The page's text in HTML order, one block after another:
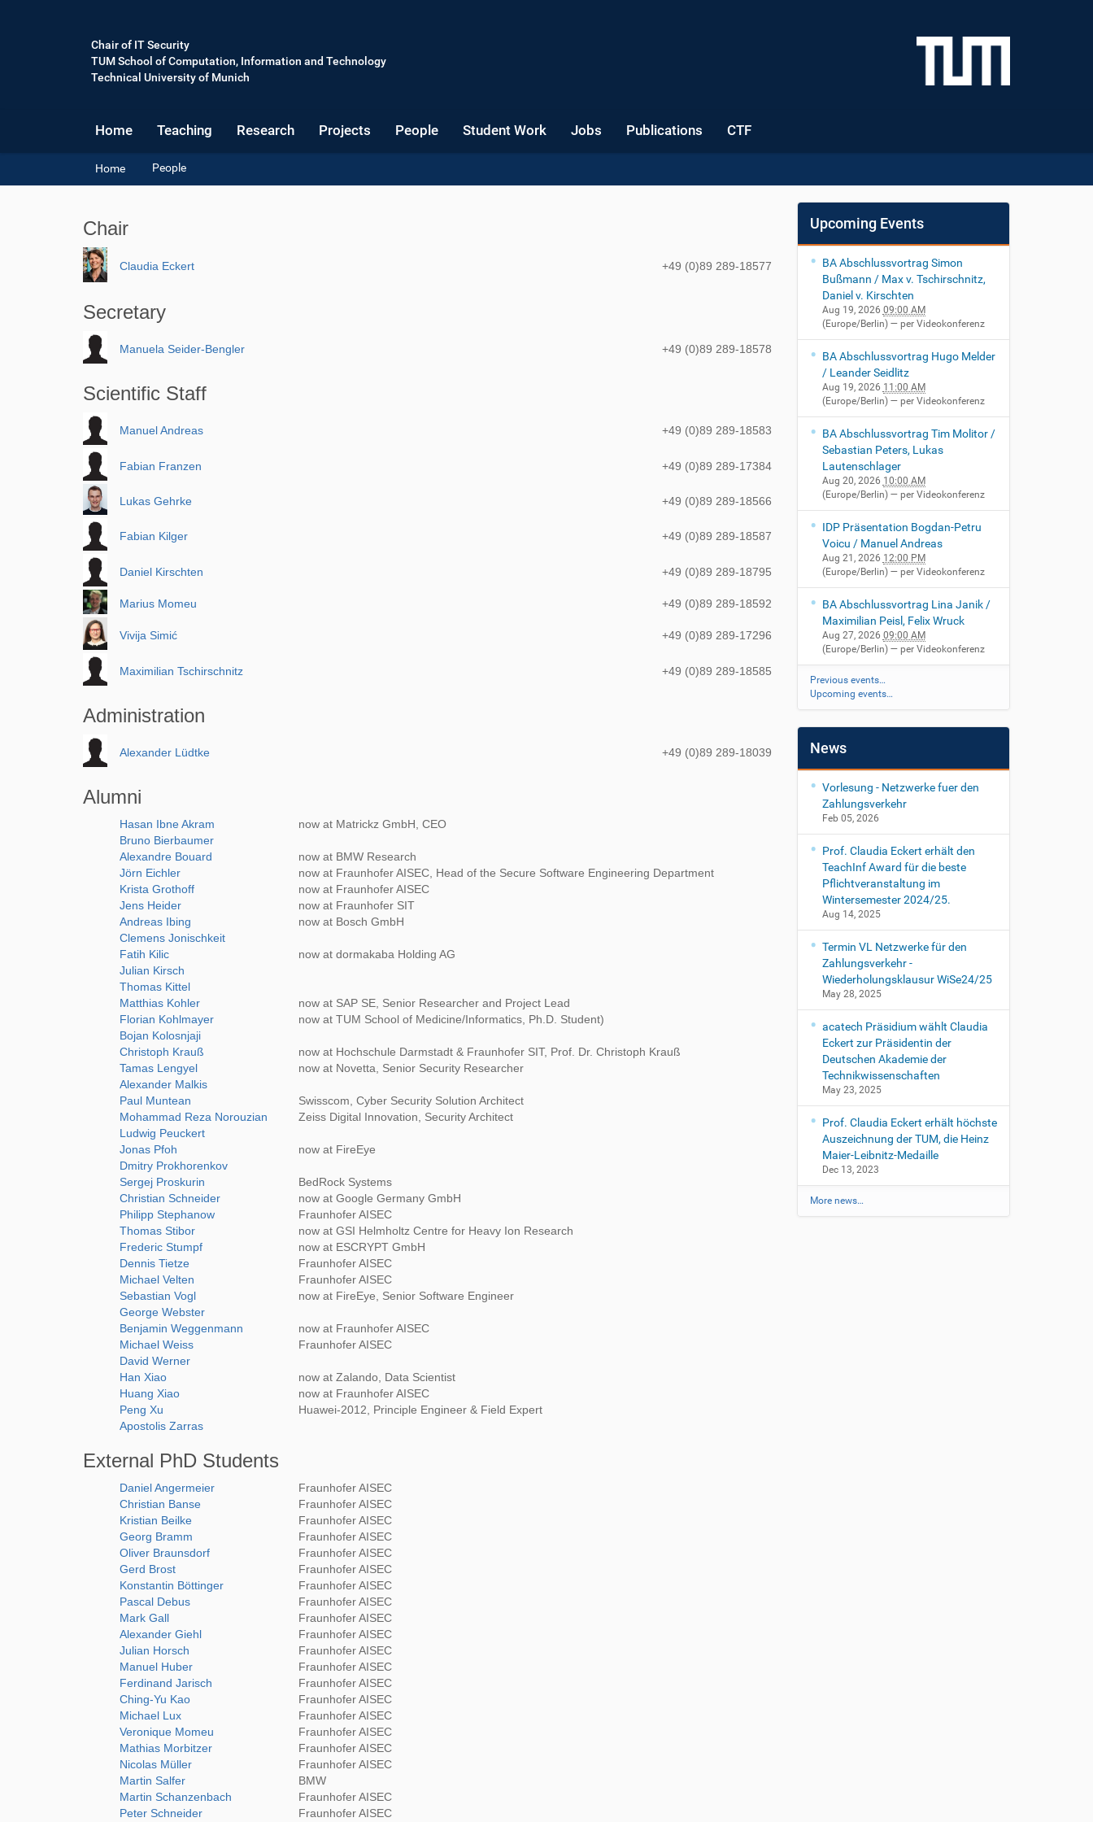
Chair of IT Security
TUM School of Computation, Information and Technology
Technical University of Munich
Home Teaching Research Projects People Student Work Jobs Publications CTF
Y
o
r
e
h
e
e
Home People
Chair
Claudia Eckert +49 (0)89 289-18577
Secretary
Manuela Seider-Bengler +49 (0)89 289-18578
Scientific Staff
Manuel Andreas +49 (0)89 289-18583
Fabian Franzen +49 (0)89 289-17384
Lukas Gehrke +49 (0)89 289-18566
Fabian Kilger +49 (0)89 289-18587
Daniel Kirschten +49 (0)89 289-18795
Marius Momeu +49 (0)89 289-18592
Vivija Simić +49 (0)89 289-17296
Maximilian Tschirschnitz +49 (0)89 289-18585
Administration
Alexander Lüdtke +49 (0)89 289-18039
Alumni
Hasan Ibne Akram
now at Matrickz GmbH, CEO
Bruno Bierbaumer
Alexandre Bouard
now at BMW Research
Jörn Eichler
now at Fraunhofer AISEC, Head of the Secure Software Engineering Department
Krista Grothoff
now at Fraunhofer AISEC
Jens Heider
now at Fraunhofer SIT
Andreas Ibing
now at Bosch GmbH
Clemens Jonischkeit
Fatih Kilic
now at dormakaba Holding AG
Julian Kirsch
Thomas Kittel
Matthias Kohler
now at SAP SE, Senior Researcher and Project Lead
Florian Kohlmayer
now at TUM School of Medicine/Informatics, Ph.D. Student)
Bojan Kolosnjaji
Christoph Krauß
now at Hochschule Darmstadt & Fraunhofer SIT, Prof. Dr. Christoph Krauß
Tamas Lengyel
now at Novetta, Senior Security Researcher
Alexander Malkis
Paul Muntean
Swisscom, Cyber Security Solution Architect
Mohammad Reza Norouzian
Zeiss Digital Innovation, Security Architect
Ludwig Peuckert
Jonas Pfoh
now at FireEye
Dmitry Prokhorenkov
Sergej Proskurin
BedRock Systems
Christian Schneider
now at Google Germany GmbH
Philipp Stephanow
Fraunhofer AISEC
Thomas Stibor
now at GSI Helmholtz Centre for Heavy Ion Research
Frederic Stumpf
now at ESCRYPT GmbH
Dennis Tietze
Fraunhofer AISEC
Michael Velten
Fraunhofer AISEC
Sebastian Vogl
now at FireEye, Senior Software Engineer
George Webster
Benjamin Weggenmann
now at Fraunhofer AISEC
Michael Weiss
Fraunhofer AISEC
David Werner
Han Xiao
now at Zalando, Data Scientist
Huang Xiao
now at Fraunhofer AISEC
Peng Xu
Huawei-2012, Principle Engineer & Field Expert
Apostolis Zarras
External PhD Students
Daniel Angermeier
Fraunhofer AISEC
Christian Banse
Fraunhofer AISEC
Kristian Beilke
Fraunhofer AISEC
Georg Bramm
Fraunhofer AISEC
Oliver Braunsdorf
Fraunhofer AISEC
Gerd Brost
Fraunhofer AISEC
Konstantin Böttinger
Fraunhofer AISEC
Pascal Debus
Fraunhofer AISEC
Mark Gall
Fraunhofer AISEC
Alexander Giehl
Fraunhofer AISEC
Julian Horsch
Fraunhofer AISEC
Manuel Huber
Fraunhofer AISEC
Ferdinand Jarisch
Fraunhofer AISEC
Ching-Yu Kao
Fraunhofer AISEC
Michael Lux
Fraunhofer AISEC
Veronique Momeu
Fraunhofer AISEC
Mathias Morbitzer
Fraunhofer AISEC
Nicolas Müller
Fraunhofer AISEC
Martin Salfer
BMW
Martin Schanzenbach
Fraunhofer AISEC
Peter Schneider
Fraunhofer AISEC
Upcoming Events
BA Abschlussvortrag Simon
Bußmann / Max v. Tschirschnitz,
Daniel v. Kirschten
Aug 19, 2026 09:00 AM
(Europe/Berlin) — per Videokonferenz
BA Abschlussvortrag Hugo Melder
/ Leander Seidlitz
Aug 19, 2026 11:00 AM
(Europe/Berlin) — per Videokonferenz
BA Abschlussvortrag Tim Molitor /
Sebastian Peters, Lukas
Lautenschlager
Aug 20, 2026 10:00 AM
(Europe/Berlin) — per Videokonferenz
IDP Präsentation Bogdan-Petru
Voicu / Manuel Andreas
Aug 21, 2026 12:00 PM
(Europe/Berlin) — per Videokonferenz
BA Abschlussvortrag Lina Janik /
Maximilian Peisl, Felix Wruck
Aug 27, 2026 09:00 AM
(Europe/Berlin) — per Videokonferenz
Previous events…
Upcoming events…
News
Vorlesung - Netzwerke fuer den
Zahlungsverkehr
Feb 05, 2026
Prof. Claudia Eckert erhält den
TeachInf Award für die beste
Pflichtveranstaltung im
Wintersemester 2024/25.
Aug 14, 2025
Termin VL Netzwerke für den
Zahlungsverkehr -
Wiederholungsklausur WiSe24/25
May 28, 2025
acatech Präsidium wählt Claudia
Eckert zur Präsidentin der
Deutschen Akademie der
Technikwissenschaften
May 23, 2025
Prof. Claudia Eckert erhält höchste
Auszeichnung der TUM, die Heinz
Maier-Leibnitz-Medaille
Dec 13, 2023
More news…